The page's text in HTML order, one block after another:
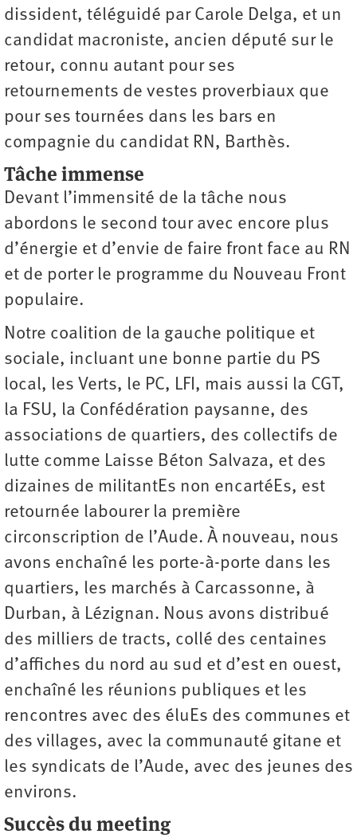
dissident, téléguidé par Carole Delga, et un
candidat macroniste, ancien député sur le
retour, connu autant pour ses
retournements de vestes proverbiaux que
pour ses tournées dans les bars en
compagnie du candidat RN, Barthès.
Tâche immense
Devant l’immensité de la tâche nous
abordons le second tour avec encore plus
d’énergie et d’envie de faire front face au RN
et de porter le programme du Nouveau Front
populaire.
Notre coalition de la gauche politique et
sociale, incluant une bonne partie du PS
local, les Verts, le PC, LFI, mais aussi la CGT,
la FSU, la Confédération paysanne, des
associations de quartiers, des collectifs de
lutte comme Laisse Béton Salvaza, et des
dizaines de militantEs non encartéEs, est
retournée labourer la première
circonscription de l’Aude. À nouveau, nous
avons enchaîné les porte-à-porte dans les
quartiers, les marchés à Carcassonne, à
Durban, à Lézignan. Nous avons distribué
des milliers de tracts, collé des centaines
d’affiches du nord au sud et d’est en ouest,
enchaîné les réunions publiques et les
rencontres avec des éluEs des communes et
des villages, avec la communauté gitane et
les syndicats de l’Aude, avec des jeunes des
environs.
Succès du meeting